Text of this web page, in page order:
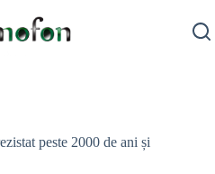
peste 2000 de ani și